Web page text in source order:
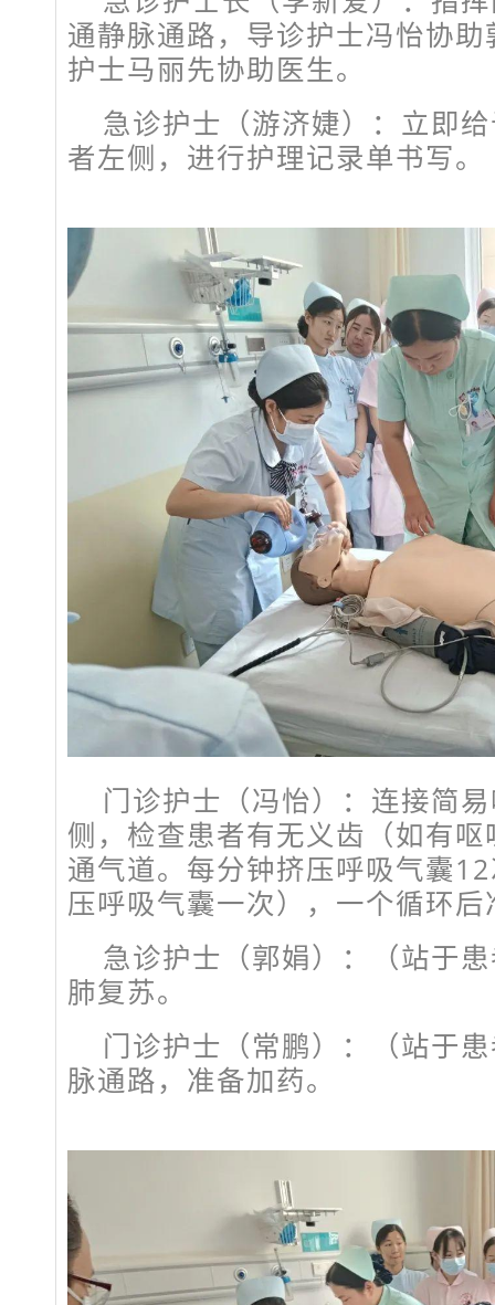
通静脉通路，导诊护士冯怡协
护士马丽先协助医生。
急诊护士（游济婕）：立即
者左侧，进行护理记录单书写。
门诊护士（冯怡）：连接简
侧，检查患者有无义齿（如有
通气道。每分钟挤压呼吸气囊
压呼吸气囊一次），一个循环
急诊护士（郭娟）：（站于
肺复苏。
门诊护士（常鹏）：（站于
脉通路，准备加药。